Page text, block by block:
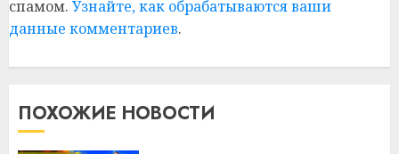
спамом. Узнайте, как обрабатываются ваши
данные комментариев.
ПОХОЖИЕ НОВОСТИ